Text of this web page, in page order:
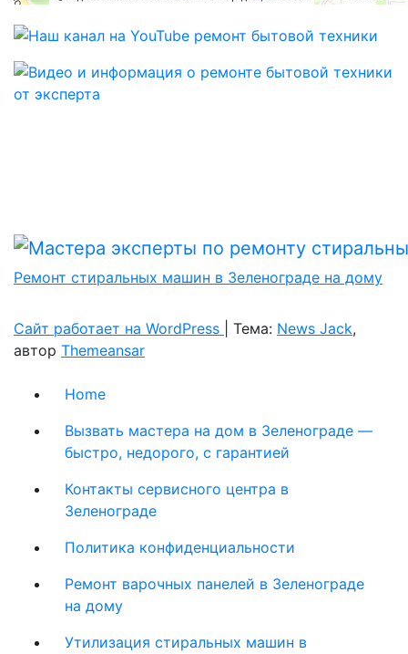
Ремонт стиральных машин в Зеленограде на дому
Сайт работает на WordPress Тема: News Jack,
автор Themeansar
Home
Вызвать мастера на дом в Зеленограде —
быстро, недорого, с гарантией
Контакты сервисного центра в
Зеленограде
Политика конфиденциальности
Ремонт варочных панелей в Зеленограде
на дому
Утилизация стиральных машин в